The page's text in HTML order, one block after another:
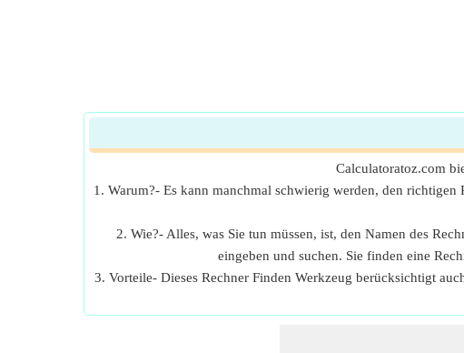
Calculatoratoz.com
1. Warum?- Es kann manchmal schwierig werden, den
2. Wie?- Alles, was Sie tun müssen, ist, den Namen des
eingeben und suchen. Sie finden eine
3. Vorteile- Dieses Rechner Finden Werkzeug berücksichtigt